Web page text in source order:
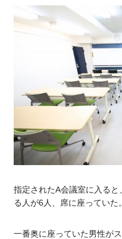
指定されたA会議室に入る
る人が6人、席に座っていた。
一番奥に座っていた男性が